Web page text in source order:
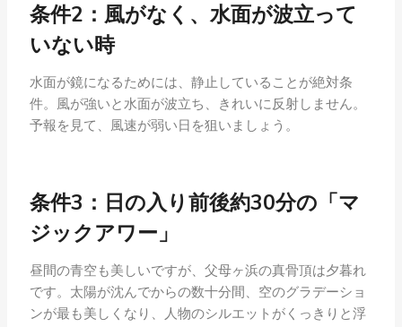
条件2：風がなく、水面が波立って
いない時
水面が鏡になるためには、静止していることが絶対条
件。風が強いと水面が波立ち、きれいに反射しません。
予報を見て、風速が弱い日を狙いましょう。
条件3：日の入り前後約30分の「マ
ジックアワー」
昼間の青空も美しいですが、父母ヶ浜の真骨頂は夕暮れ
です。太陽が沈んでからの数十分間、空のグラデーショ
ンが最も美しくなり、人物のシルエットがくっきりと浮